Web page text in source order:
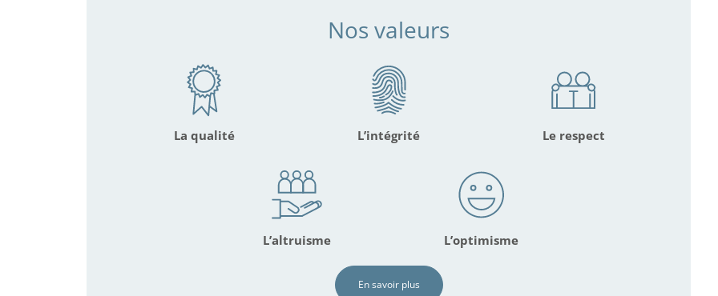
Nos valeurs
La qualité L’intégrité Le respect
L’altruisme L’optimisme
En savoir plus